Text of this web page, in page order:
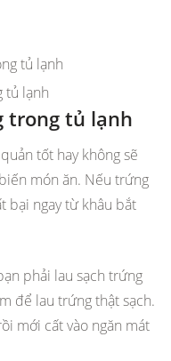
tủ lạnh
trong tủ lạnh
tốt hay không sẽ
món ăn. Nếu trứng
bại ngay từ khâu bắt
phải lau sạch trứng
để lau trứng thật sạch.
mới cất vào ngăn mát